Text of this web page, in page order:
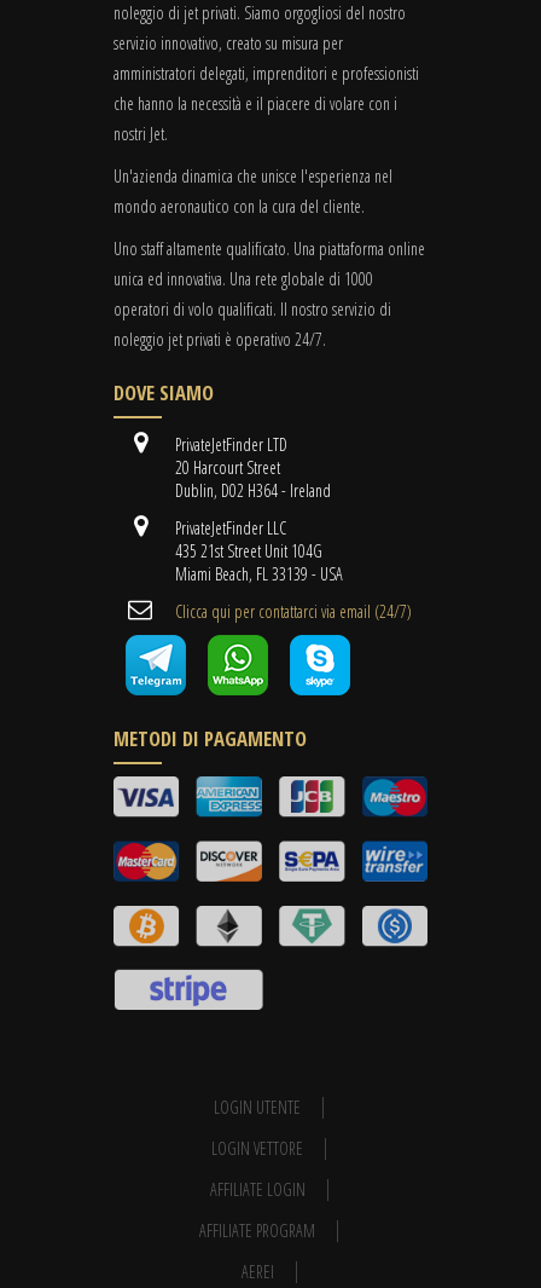
noleggio di jet privati. Siamo orgogliosi del nostro
servizio innovativo, creato su misura per
amministratori delegati, imprenditori e professionisti
che hanno la necessità e il piacere di volare con i
nostri Jet.
Un'azienda dinamica che unisce l'esperienza nel
mondo aeronautico con la cura del cliente.
Uno staff altamente qualificato. Una piattaforma online
unica ed innovativa. Una rete globale di 1000
operatori di volo qualificati. Il nostro servizio di
noleggio jet privati è operativo 24/7.
DOVE SIAMO
PrivateJetFinder LTD
20 Harcourt Street
Dublin, D02 H364 - Ireland
PrivateJetFinder LLC
435 21st Street Unit 104G
Miami Beach, FL 33139 - USA
Clicca qui per contattarci via email (24/7)
METODI DI PAGAMENTO
LOGIN UTENTE
LOGIN VETTORE
AFFILIATE LOGIN
AFFILIATE PROGRAM
AEREI